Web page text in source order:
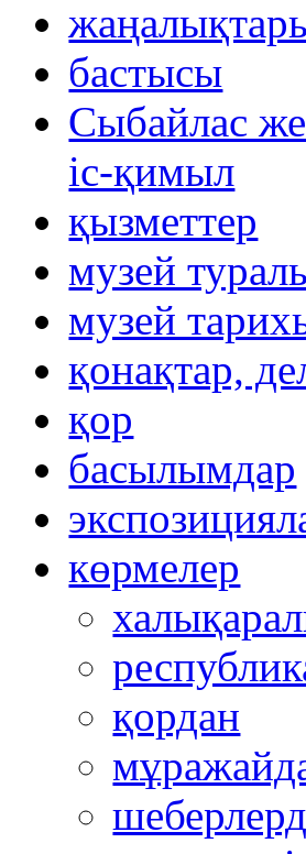
бастысы
Сыбайлас
іс-қимыл
қызметтер
музей
музей
қонақтар,
қор
басылымдар
көрмелер
қордан